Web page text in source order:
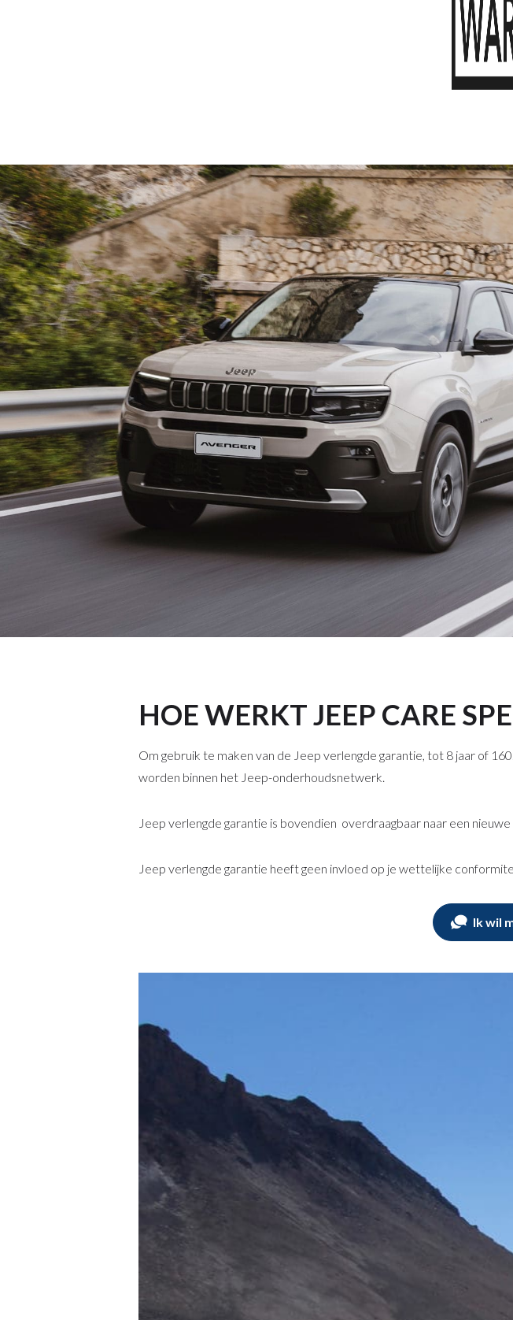
HOE WERKT JEEP CARE
Om gebruik te maken van de Jeep verlengde garantie, tot 8 jaar of
worden binnen het Jeep-onderhoudsnetwerk.
Jeep verlengde garantie is bovendien overdraagbaar naar een
Jeep verlengde garantie heeft geen invloed op je wettelijke
Ik wil